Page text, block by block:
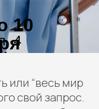
или “весь мир
свой запрос.